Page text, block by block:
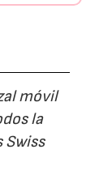
móvil
la
Swiss